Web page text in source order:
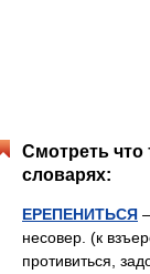
Смотреть что
словарях:
ЕРЕПЕНИТЬСЯ
несовер. (к
противиться,